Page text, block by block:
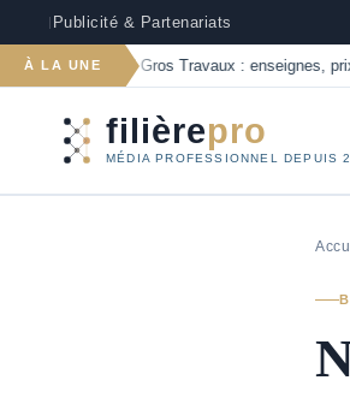
| Publicité & Partenariats
À LA UNE
J-NET Gros Travaux : enseignes, prix et
filièrepro
MÉDIA PROFESSIONNEL DEPUIS